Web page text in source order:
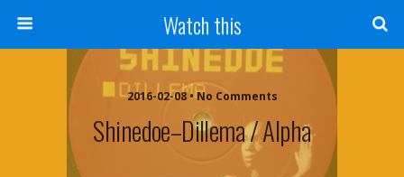
Watch this
2016-02-08 • No Comments
Shinedoe–Dillema / Alpha